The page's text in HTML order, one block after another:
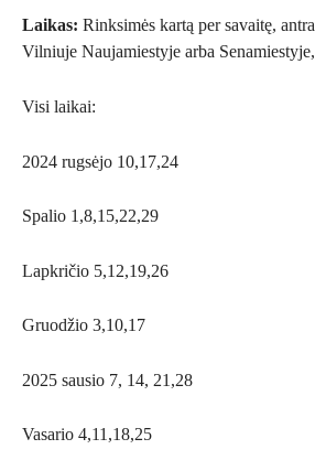
Laikas: Rinksimės kartą per savaitę,
Vilniuje Naujamiestyje arba
Visi laikai:
2024 rugsėjo 10,17,24
Spalio 1,8,15,22,29
Lapkričio 5,12,19,26
Gruodžio 3,10,17
2025 sausio 7, 14, 21,28
Vasario 4,11,18,25